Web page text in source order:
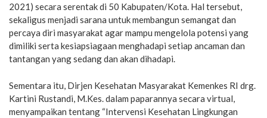
2021) secara serentak di 50 Kabupaten/Kota. Hal tersebut,
sekaligus menjadi sarana untuk membangun semangat dan
percaya diri masyarakat agar mampu mengelola potensi yang
dimiliki serta kesiapsiagaan menghadapi setiap ancaman dan
tantangan yang sedang dan akan dihadapi.
Sementara itu, Dirjen Kesehatan Masyarakat Kemenkes RI drg.
Kartini Rustandi, M.Kes. dalam paparannya secara virtual,
menyampaikan tentang “Intervensi Kesehatan Lingkungan